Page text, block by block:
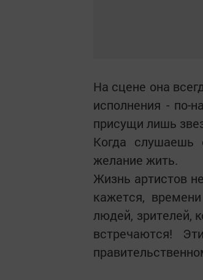
На сцене она
исполнения - по-
присущи лишь
Когда слушаешь
желание жить.
Жизнь артистов
кажется,
людей, зрителей,
встречаются!